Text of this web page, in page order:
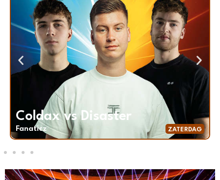
ZATERDAG
Dark Entities vs
Fanaticz